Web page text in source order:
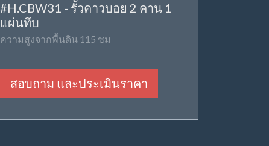
#H.CBW31 - รั้วคาวบอย 2 คาน 1
แผ่นทึบ
ความสูงจากพื้นดิน 115 ซม
สอบถาม และประเมินราคา